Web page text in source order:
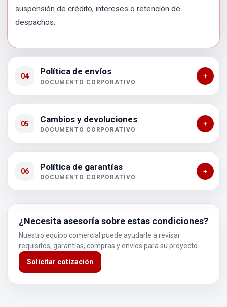
suspensión de crédito, intereses o retención de
despachos.
04 Política de envíos
DOCUMENTO CORPORATIVO
+
05 Cambios y devoluciones
DOCUMENTO CORPORATIVO
+
06 Política de garantías
DOCUMENTO CORPORATIVO
+
¿Necesita asesoría sobre estas condiciones?
Nuestro equipo comercial puede ayudarle a revisar
requisitos, garantías, compras y envíos para su proyecto.
Solicitar cotización